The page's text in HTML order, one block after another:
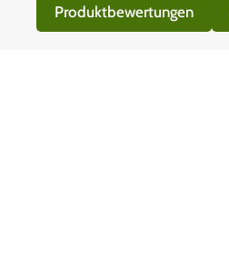
Produktbewertungen